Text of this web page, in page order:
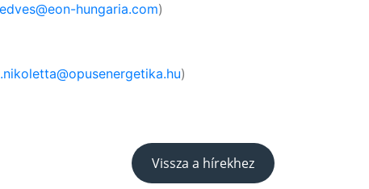
hungaria.com)
)
Vissza a hírekhez